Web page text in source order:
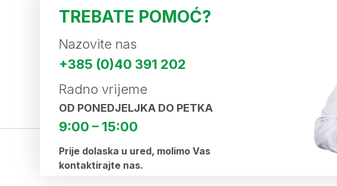
TREBATE POMOĆ?
Nazovite nas
+385 (0)40 391 202
Radno vrijeme
OD PONEDJELJKA DO PETKA
9:00 – 15:00
Prije dolaska u ured, molimo Vas
kontaktirajte nas.